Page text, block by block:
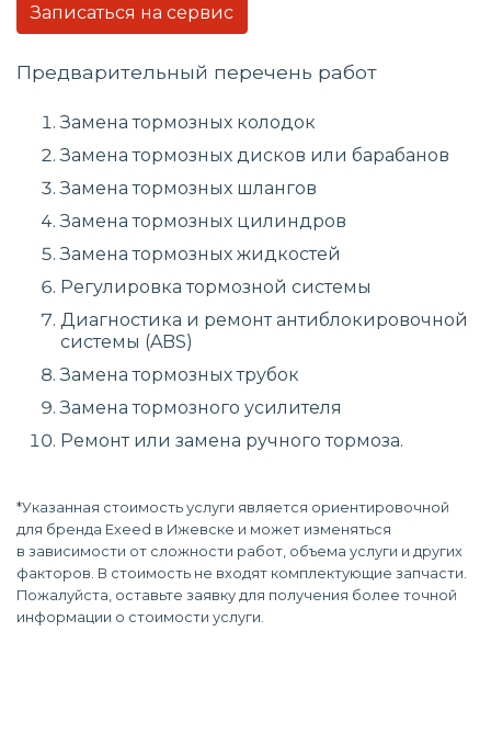
Записаться на сервис
Предварительный перечень работ
Замена тормозных колодок
Замена тормозных дисков или барабанов
Замена тормозных шлангов
Замена тормозных цилиндров
Замена тормозных жидкостей
Регулировка тормозной системы
Диагностика и ремонт антиблокировочной
системы (ABS)
Замена тормозных трубок
Замена тормозного усилителя
Ремонт или замена ручного тормоза.
*Указанная стоимость услуги является ориентировочной
для бренда Exeed в Ижевске и может изменяться
в зависимости от сложности работ, объема услуги и других
факторов. В стоимость не входят комплектующие запчасти.
Пожалуйста, оставьте заявку для получения более точной
информации о стоимости услуги.